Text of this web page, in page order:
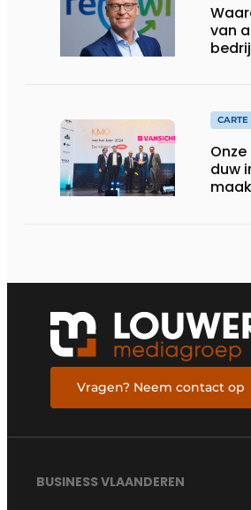
van
duw
Vragen? Neem contact op
BUSINESS VLAANDEREN